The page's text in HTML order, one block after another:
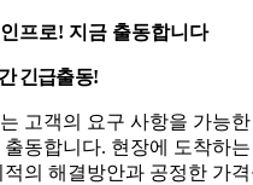
프로! 지금 출동합니다
긴급출동!
고객의 요구 사항을 가능
출동합니다. 현장에 도착하
적의 해결방안과 공정한 가